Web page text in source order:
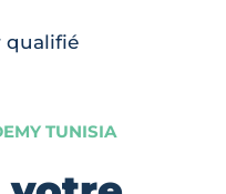
qualifié
TUNISIA